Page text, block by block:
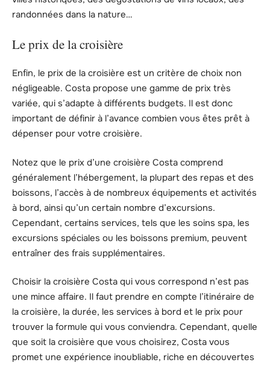
randonnées dans la nature…
Le prix de la croisière
Enfin, le prix de la croisière est un critère de choix non
négligeable. Costa propose une gamme de prix très
variée, qui s’adapte à différents budgets. Il est donc
important de définir à l’avance combien vous êtes prêt à
dépenser pour votre croisière.
Notez que le prix d’une croisière Costa comprend
généralement l’hébergement, la plupart des repas et des
boissons, l’accès à de nombreux équipements et activités
à bord, ainsi qu’un certain nombre d’excursions.
Cependant, certains services, tels que les soins spa, les
excursions spéciales ou les boissons premium, peuvent
entraîner des frais supplémentaires.
Choisir la croisière Costa qui vous correspond n’est pas
une mince affaire. Il faut prendre en compte l’itinéraire de
la croisière, la durée, les services à bord et le prix pour
trouver la formule qui vous conviendra. Cependant, quelle
que soit la croisière que vous choisirez, Costa vous
promet une expérience inoubliable, riche en découvertes